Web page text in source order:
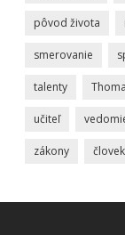
pôvod života
smerovanie
talenty
učiteľ
zákony človek